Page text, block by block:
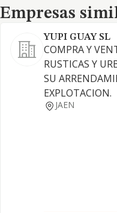
Empresas similares
Empresas
YUPI GUAY SL
COMPRA Y
RUSTICAS Y
SU
EXPLOTACION.
JAEN